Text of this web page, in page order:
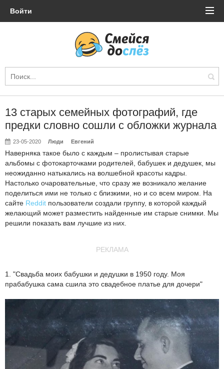
Войти
13 старых семейных фотографий, где
предки словно сошли с обложки журнала
23-05-2020 Люди Евгений
Наверняка такое было с каждым – пролистывая старые
альбомы с фотокарточками родителей, бабушек и дедушек, мы
неожиданно натыкались на волшебной красоты кадры.
Настолько очаровательные, что сразу же возникало желание
поделиться ими не только с близкими, но и со всем миром. На
сайте Reddit пользователи создали группу, в которой каждый
желающий может разместить найденные им старые снимки. Мы
решили показать вам лучшие из них.
РЕКЛАМА
1. "Свадьба моих бабушки и дедушки в 1950 году. Моя
прабабушка сама сшила это свадебное платье для дочери"